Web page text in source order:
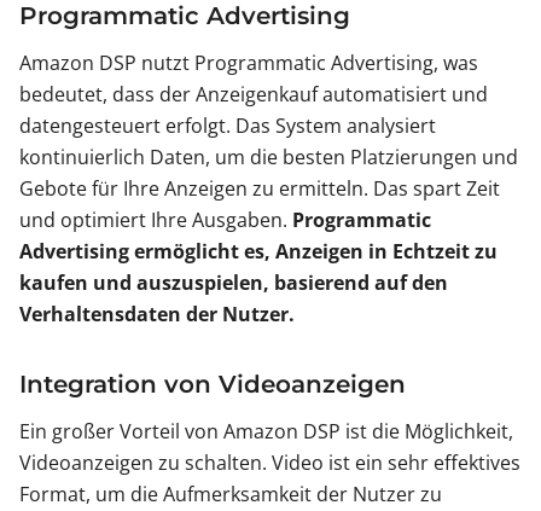
Programmatic Advertising
Amazon DSP nutzt Programmatic Advertising, was
bedeutet, dass der Anzeigenkauf automatisiert und
datengesteuert erfolgt. Das System analysiert
kontinuierlich Daten, um die besten Platzierungen und
Gebote für Ihre Anzeigen zu ermitteln. Das spart Zeit
und optimiert Ihre Ausgaben. Programmatic
Advertising ermöglicht es, Anzeigen in Echtzeit zu
kaufen und auszuspielen, basierend auf den
Verhaltensdaten der Nutzer.
Integration von Videoanzeigen
Ein großer Vorteil von Amazon DSP ist die Möglichkeit,
Videoanzeigen zu schalten. Video ist ein sehr effektives
Format, um die Aufmerksamkeit der Nutzer zu